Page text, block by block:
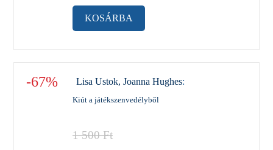
KOSÁRBA
-67% Lisa Ustok, Joanna Hughes:
Kiút a játékszenvedélyből
1 500Ft